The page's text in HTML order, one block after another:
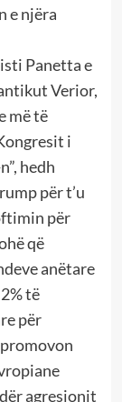
e njëra
Panetta e
Verior,
më të
i
hedh
për t’u
për
që
anëtare
të
për
agresionit